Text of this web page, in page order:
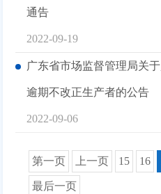
通告
2022-09-19
广东省市场监督管理局关
逾期不改正生产者的公告
2022-09-06
第一页 上一页 15 16
最后一页